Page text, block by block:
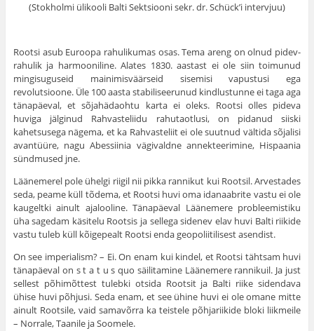
(Stokholmi ülikooli Balti Sektsiooni sekr. dr. Schück’i intervjuu)
Rootsi asub Euroopa rahulikumas osas. Tema areng on olnud pidev-
rahulik ja harmooniline. Alates 1830. aastast ei ole siin toimunud
mingisuguseid mainimisväärseid sisemisi vapustusi ega
revolutsioone. Üle 100 aasta stabiliseerunud kindlustunne ei taga aga
tänapäeval, et sõjahädaohtu karta ei oleks. Rootsi olles pideva
huviga jälginud Rahvasteliidu rahutaotlusi, on pidanud siiski
kahetsusega nägema, et ka Rahvasteliit ei ole suutnud vältida sõjalisi
avantüüre, nagu Abessiinia vägivaldne annekteerimine, Hispaania
sündmused jne.
Läänemerel pole ühelgi riigil nii pikka rannikut kui Rootsil. Arvestades
seda, peame küll tõdema, et Rootsi huvi oma idanaabrite vastu ei ole
kaugeltki ainult ajalooline. Tänapäeval Läänemere probleemistiku
üha sagedam käsitelu Rootsis ja sellega sidenev elav huvi Balti riikide
vastu tuleb küll kõigepealt Rootsi enda geopoliitilisest asendist.
On see imperialism? – Ei. On enam kui kindel, et Rootsi tähtsam huvi
tänapäeval on s t a t u s quo säilitamine Läänemere rannikuil. Ja just
sellest põhimõttest tulebki otsida Rootsit ja Balti riike sidendava
ühise huvi põhjusi. Seda enam, et see ühine huvi ei ole omane mitte
ainult Rootsile, vaid samavõrra ka teistele põhjariikide bloki liikmeile
– Norrale, Taanile ja Soomele.